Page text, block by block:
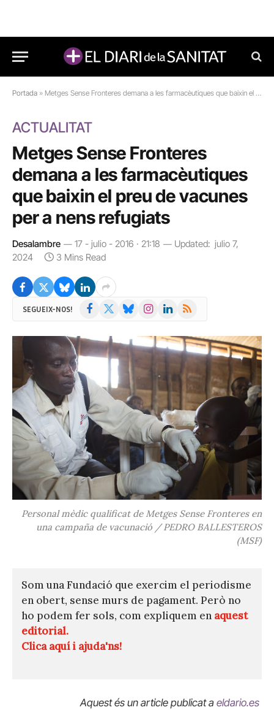
Portada » Metges Sense Fronteres demana a les farmacèutiques que baixin el preu de vacunes per a nens refugiats
ACTUALITAT
Metges Sense Fronteres
demana a les farmacèutiques
que baixin el preu de vacunes
per a nens refugiats
Desalambre 17 - julio - 2016 · 21:18 Updated: julio 7,
2024
3 Mins Read
SEGUEIX-NOS! Facebook BlueskyInstagramLinkedIn
RSS
Personal mèdic qualificat de Metges Sense Fronteres en
una campaña de vacunació / PEDRO BALLESTEROS
(MSF)
Som una Fundació que exercim el periodisme
en obert, sense murs de pagament. Però no
ho podem fer sols, com expliquem en aquest
editorial.
Clica aquí i ajuda'ns!
Aquest és un article publicat a eldario.es